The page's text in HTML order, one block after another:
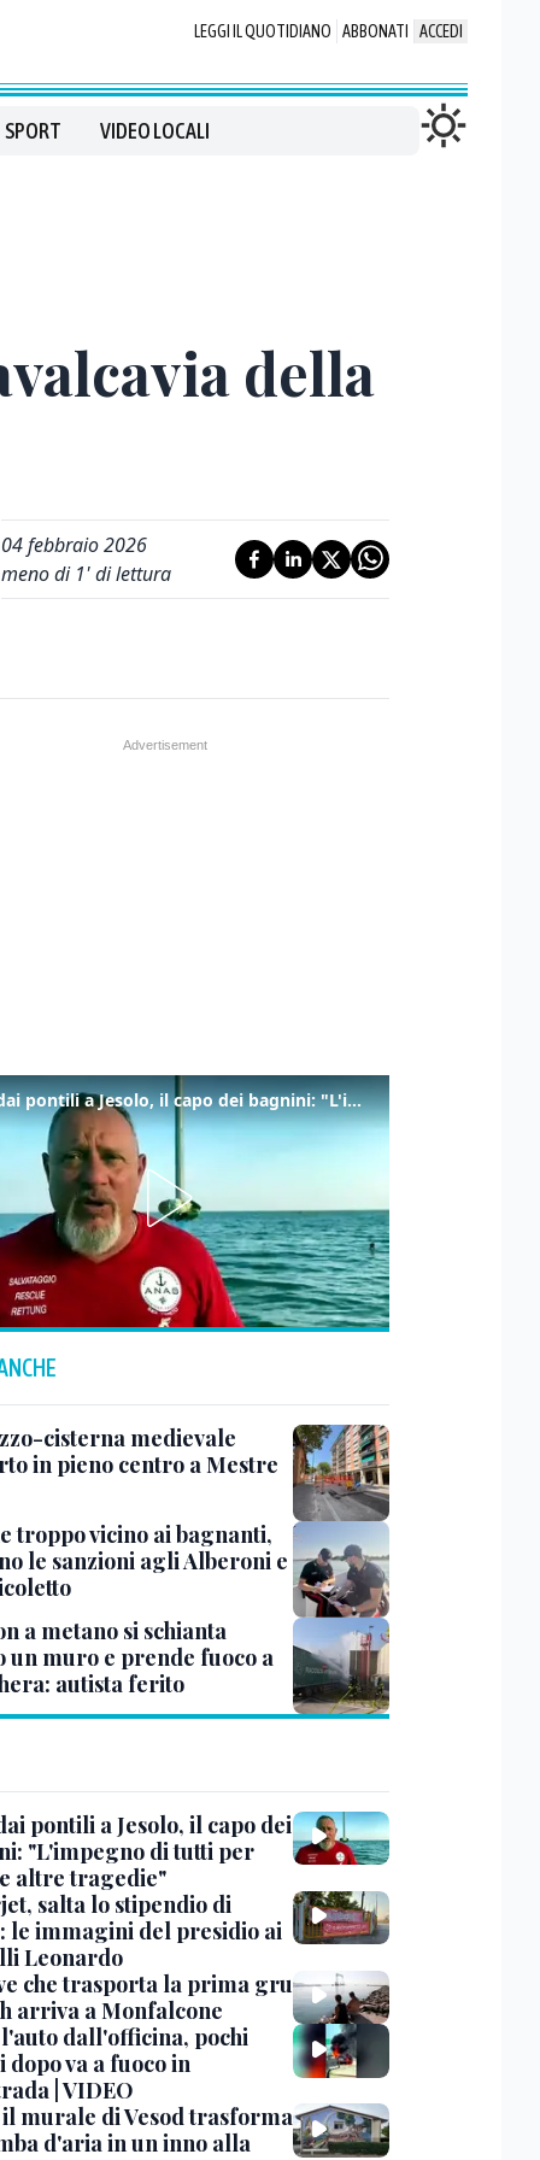
LEGGI IL QUOTIDIANO ABBONATI ACCEDI
SPORT VIDEO LOCALI
della
04 febbraio 2026
meno di 1' di lettura
Tuffi dai pontili a Jesolo, il capo dei bagnini: "L'impegno di tutti per evitare altre tragedie"
cisterna medievale
in pieno centro a Mestre
troppo vicino ai bagnanti,
le sanzioni agli Alberoni e
a metano si schianta
un muro e prende fuoco a
autista ferito
pontili a Jesolo, il capo dei
"L'impegno di tutti per
altre tragedie"
salta lo stipendio di
le immagini del presidio ai
Leonardo
che trasporta la prima gru
arriva a Monfalcone
dall'officina, pochi
va a fuoco in
| VIDEO
murale di Vesod trasforma
d'aria in un inno alla